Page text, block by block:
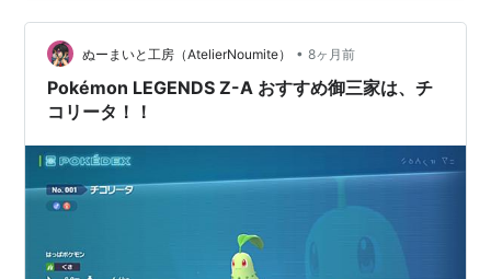
の診断、厳選の必…
ぬーまいと工房（AtelierNoumite） • 8ヶ月前
Pokémon LEGENDS Z-A おすすめ御三家は、チ
コリータ！！